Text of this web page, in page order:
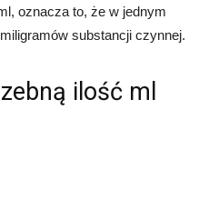
oznacza to, że w jednym
substancji czynnej.
ilość ml